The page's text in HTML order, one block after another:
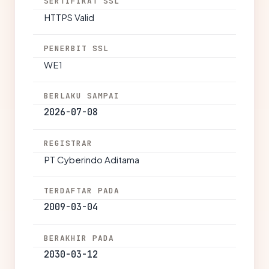
HTTPS Valid
PENERBIT SSL
WE1
BERLAKU SAMPAI
2026-07-08
REGISTRAR
PT Cyberindo Aditama
TERDAFTAR PADA
2009-03-04
BERAKHIR PADA
2030-03-12